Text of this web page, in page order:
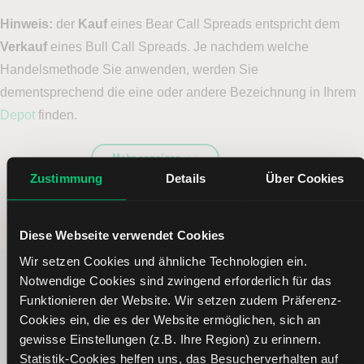
Zustimmung Details Über Cookies
Diese Webseite verwendet Cookies
Wir setzen Cookies und ähnliche Technologien ein.
Notwendige Cookies sind zwingend erforderlich für das
Funktionieren der Website. Wir setzen zudem Präferenz-
Cookies ein, die es der Website ermöglichen, sich an
gewisse Einstellungen (z.B. Ihre Region) zu erinnern.
Statistik-Cookies helfen uns, das Besucherverhalten auf
Hinweis: der Kauf eines Bear Call Spreads entspricht dem
Verkauf eines Bull Call Spreads. Je nachdem welche
Handelsmethode Sie anwenden, werden Sie
dementsprechend die eine oder andere Bezeichnung in Ihrem
Depot finden.
Mehr anzeigen
SCHON GEWUSST?
HANDELN SIE OPTIONEN ÜBER LYNX